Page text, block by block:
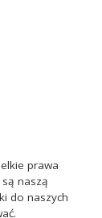
prawa
naszą
do naszych